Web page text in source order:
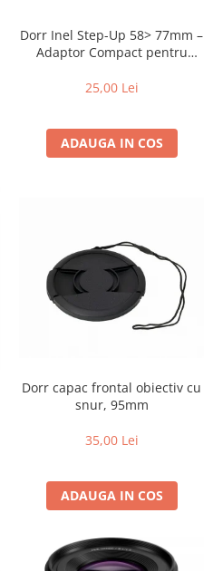
Dorr Inel Step-Up 58> 77mm –
Adaptor Compact pentru
25,00 Lei
ADAUGA IN COS
Dorr capac frontal obiectiv cu
snur, 95mm
35,00 Lei
ADAUGA IN COS